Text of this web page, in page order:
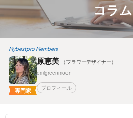
コラム
Mybestpro Members
専門家
原恵美
（フラワーデザイナー）
emigreenmoon
プロフィール